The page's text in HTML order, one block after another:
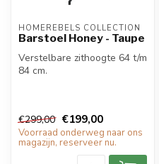
HOMEREBELS COLLECTION
Barstoel Honey - Taupe
Verstelbare zithoogte 64 t/m
84 cm.
€299,00 €199,00
Voorraad onderweg naar ons
magazijn, reserveer nu.